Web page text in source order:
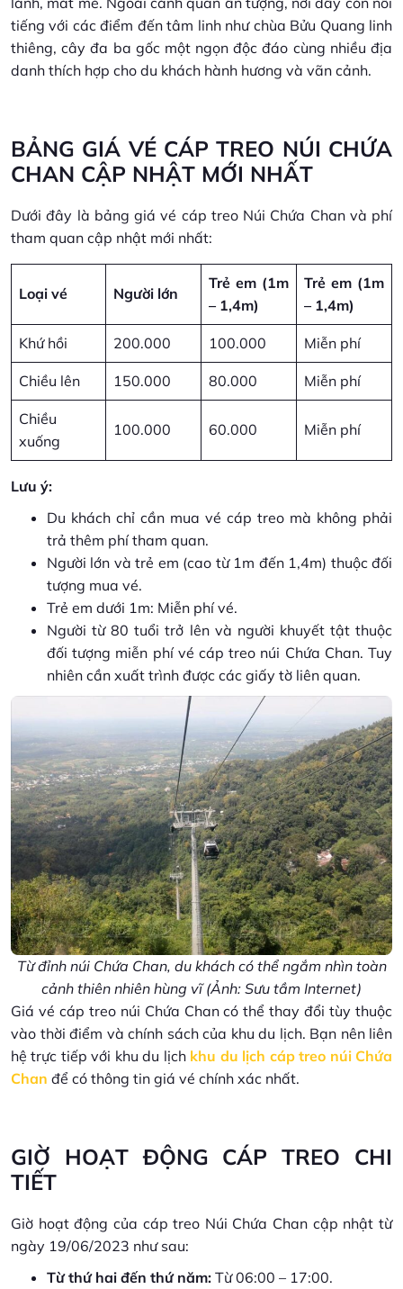
tiếng với các điểm đến tâm linh như chùa Bửu Quang linh
thiêng, cây đa ba gốc một ngọn độc đáo cùng nhiều địa
danh thích hợp cho du khách hành hương và vãn cảnh.
BẢNG GIÁ VÉ CÁP TREO NÚI CHỨA
CHAN CẬP NHẬT MỚI NHẤT
Dưới đây là bảng giá vé cáp treo Núi Chứa Chan và phí
tham quan cập nhật mới nhất:
Loại vé Người lớn
Trẻ em (1m
– 1,4m)
Trẻ em (1m
– 1,4m)
Khứ hồi 200.000 100.000 Miễn phí
Chiều lên 150.000 80.000 Miễn phí
Chiều
xuống
100.000 60.000 Miễn phí
Lưu ý:
Du khách chỉ cần mua vé cáp treo mà không phải
trả thêm phí tham quan.
Người lớn và trẻ em (cao từ 1m đến 1,4m) thuộc đối
tượng mua vé.
Trẻ em dưới 1m: Miễn phí vé.
Người từ 80 tuổi trở lên và người khuyết tật thuộc
đối tượng miễn phí vé cáp treo núi Chứa Chan. Tuy
nhiên cần xuất trình được các giấy tờ liên quan.
Từ đỉnh núi Chứa Chan, du khách có thể ngắm nhìn toàn
cảnh thiên nhiên hùng vĩ (Ảnh: Sưu tầm Internet)
Giá vé cáp treo núi Chứa Chan có thể thay đổi tùy thuộc
vào thời điểm và chính sách của khu du lịch. Bạn nên liên
hệ trực tiếp với khu du lịch khu du lịch cáp treo núi Chứa
Chan để có thông tin giá vé chính xác nhất.
GIỜ HOẠT ĐỘNG CÁP TREO CHI
TIẾT
Giờ hoạt động của cáp treo Núi Chứa Chan cập nhật từ
ngày 19/06/2023 như sau:
Từ thứ hai đến thứ năm: Từ 06:00 – 17:00.